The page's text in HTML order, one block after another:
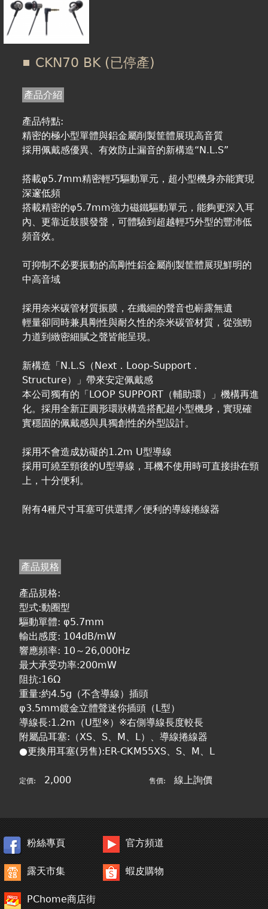
CKN70 BK (已停產)
產品介紹
產品特點:
精密的極小型單體與鋁金屬削製筐體展現高音質
採用佩戴感優異、有效防止漏音的新構造“N.L.S”
搭載φ5.7mm精密輕巧驅動單元，超小型機身亦能實現
深邃低頻
搭載精密的φ5.7mm強力磁鐵驅動單元，能夠更深入耳
內、更靠近鼓膜發聲，可體驗到超越輕巧外型的豐沛低
頻音效。
可抑制不必要振動的高剛性鋁金屬削製筐體展現鮮明的
中高音域
採用奈米碳管材質振膜，在纖細的聲音也嶄露無遺
輕量卻同時兼具剛性與耐久性的奈米碳管材質，從強勁
力道到緻密細膩之聲皆能呈現。
新構造「N.L.S（Next．Loop-Support．
Structure）」帶來安定佩戴感
本公司獨有的「LOOP SUPPORT（輔助環）」機構再進
化。採用全新正圓形環狀構造搭配超小型機身，實現確
實穩固的佩戴感與具獨創性的外型設計。
採用不會造成妨礙的1.2m U型導線
採用可繞至頸後的U型導線，耳機不使用時可直接掛在頸
上，十分便利。
附有4種尺寸耳塞可供選擇／便利的導線捲線器
產品規格
產品規格:
型式:動圈型
驅動單體: φ5.7mm
輸出感度: 104dB/mW
響應頻率: 10～26,000Hz
最大承受功率:200mW
阻抗:16Ω
重量:約4.5g（不含導線）插頭
φ3.5mm鍍金立體聲迷你插頭（L型）
導線長:1.2m（U型※）※右側導線長度較長
附屬品耳塞:（XS、S、M、L）、導線捲線器
●更換用耳塞(另售):ER-CKM55XS、S、M、L
定價: 2,000 售價: 線上詢價
粉絲專頁 官方頻道
露天市集 蝦皮購物
PChome商店街